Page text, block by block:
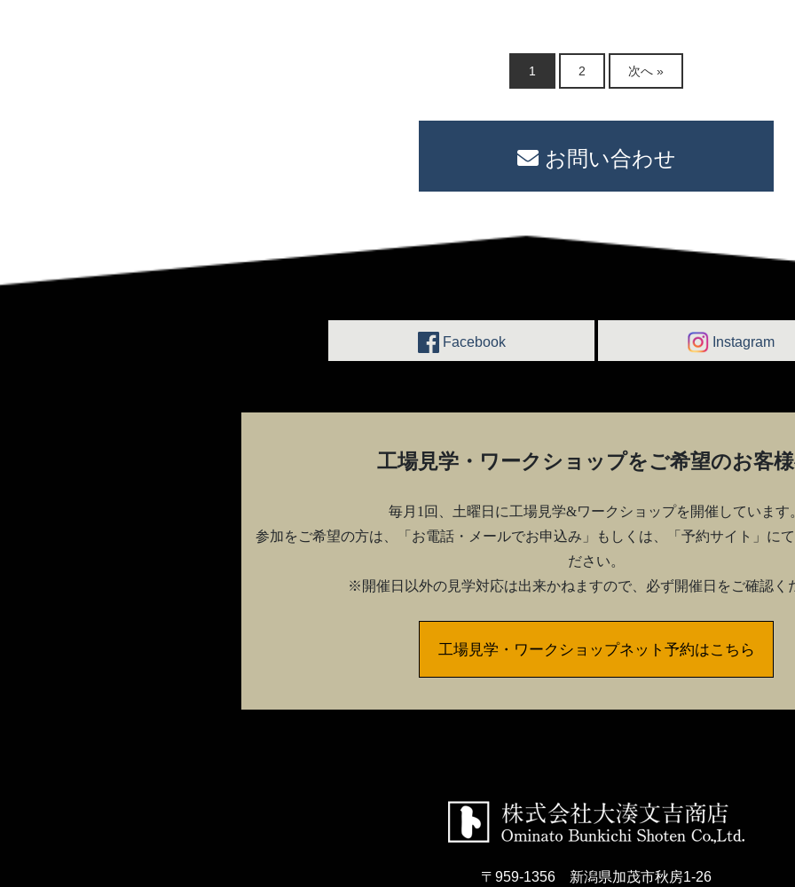
1 2 次へ »
お問い合わせ
Facebook Instagram
工場見学・ワークショップをご希望のお客
毎月1回、土曜日に工場見学&ワークショップを開催しています
参加をご希望の方は、「お電話・メールでお申込み」もしくは、「予約サイト」に
ださい。
※開催日以外の見学対応は出来かねますので、必ず開催日をご確認く
工場見学・ワークショップネット予約はこちら
〒959-1356 新潟県加茂市秋房1-26